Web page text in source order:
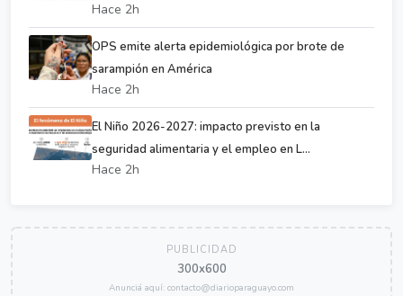
Hace 2h
OPS emite alerta epidemiológica por brote de
sarampión en América
Hace 2h
El Niño 2026-2027: impacto previsto en la
seguridad alimentaria y el empleo en L...
Hace 2h
PUBLICIDAD
300x600
Anunciá aquí: contacto@diarioparaguayo.com